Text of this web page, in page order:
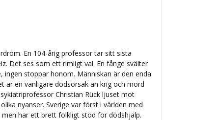
En 104-årig professor tar sitt sista
Det ses som ett rimligt val. En fånge svälter
ingen stoppar honom. Människan är den enda
är en vanligare dödsorsak än krig och mord
Christian Rück ljuset mot
nyanser. Sverige var först i världen med
har ett brett folkligt stöd för dödshjälp.